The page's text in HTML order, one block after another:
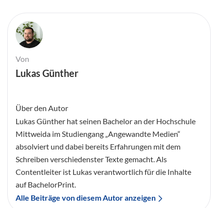
Von
Lukas Günther
Über den Autor
Lukas Günther hat seinen Bachelor an der Hochschule
Mittweida im Studiengang „Angewandte Medien“
absolviert und dabei bereits Erfahrungen mit dem
Schreiben verschiedenster Texte gemacht. Als
Contentleiter ist Lukas verantwortlich für die Inhalte
auf BachelorPrint.
Alle Beiträge von diesem Autor anzeigen